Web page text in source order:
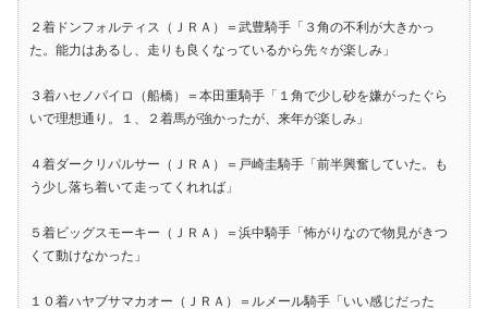
２着ドンフォルティス（ＪＲＡ）＝武豊騎手「３角の不利が大きかっ
た。能力はあるし、走りも良くなっているから先々が楽しみ」
３着ハセノパイロ（船橋）＝本田重騎手「１角で少し砂を嫌がったぐら
いで理想通り。１、２着馬が強かったが、来年が楽しみ」
４着ダークリパルサー（ＪＲＡ）＝戸崎圭騎手「前半興奮していた。も
う少し落ち着いて走ってくれれば」
５着ビッグスモーキー（ＪＲＡ）＝浜中騎手「怖がりなので物見がきつ
くて動けなかった」
１０着ハヤブサマカオー（ＪＲＡ）＝ルメール騎手「いい感じだった